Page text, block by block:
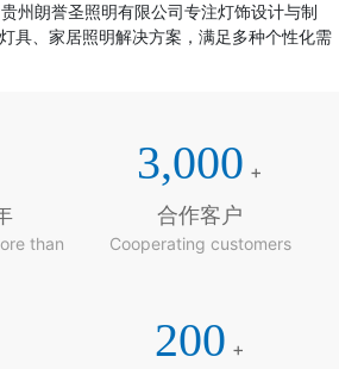
州朗誉圣照明有限公司专注灯饰设计与制
具、家居照明解决方案，满足多种个性化需
than
3,000 +
合作客户
Cooperating customers
200 +